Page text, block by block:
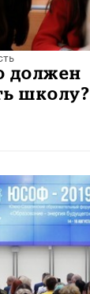
должен
школу?